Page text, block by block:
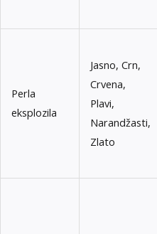
Perla
eksplozila
Jasno, Crn,
Crvena,
Plavi,
Narandžasti,
Zlato